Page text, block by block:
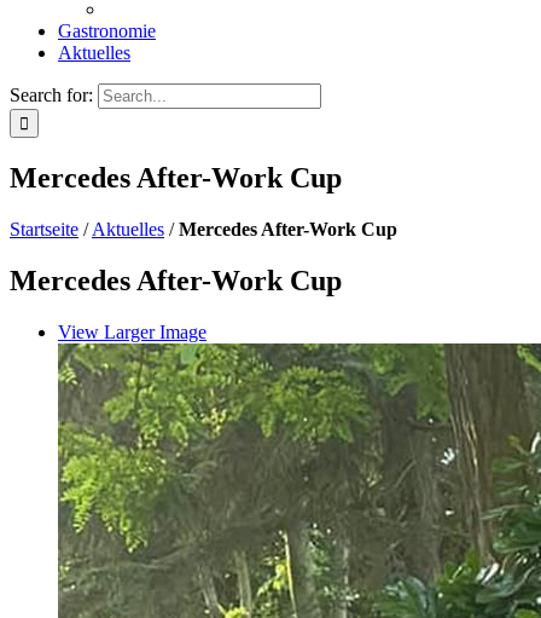
Gastronomie
Aktuelles
Search for:
Mercedes After-Work Cup
Startseite /Aktuelles /Mercedes After-Work Cup
Mercedes After-Work Cup
View Larger Image